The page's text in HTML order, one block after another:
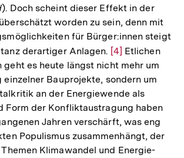
). Doch scheint dieser Effekt in der
worden zu sein, denn mit
für Bürger:innen steigt
derartiger Anlagen. Zur
Auflösung
der
Fußnote
[4] Etlichen
geht es heute längst nicht mehr um
einzelner Bauprojekte, sondern um
an der Energiewende als
Form der Konfliktaustragung haben
Jahren verschärft, was eng
Populismus zusammenhängt, der
Klimawandel und Energie-